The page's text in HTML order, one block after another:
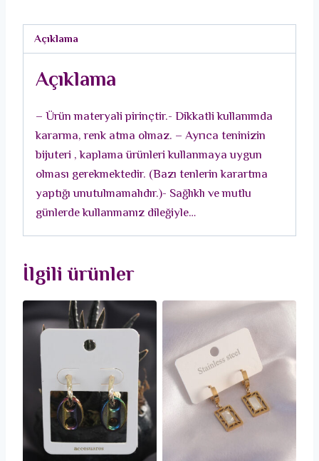
Zirkon
Detay
Küpe
Seti
adet
Açıklama
Açıklama
– Ürün materyali pirinçtir.- Dikkatli kullanımda
kararma, renk atma olmaz. – Ayrıca teninizin
bijuteri , kaplama ürünleri kullanmaya uygun
olması gerekmektedir. (Bazı tenlerin karartma
yaptığı unutulmamalıdır.)- Sağlıklı ve mutlu
günlerde kullanmanız dileğiyle…
İlgili ürünler